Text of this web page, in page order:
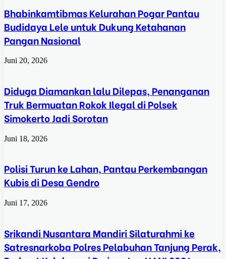
Bhabinkamtibmas Kelurahan Pogar Pantau
Budidaya Lele untuk Dukung Ketahanan
Pangan Nasional
Juni 20, 2026
Diduga Diamankan lalu Dilepas, Penanganan
Truk Bermuatan Rokok Ilegal di Polsek
Simokerto Jadi Sorotan
Juni 18, 2026
Polisi Turun ke Lahan, Pantau Perkembangan
Kubis di Desa Gendro
Juni 17, 2026
Srikandi Nusantara Mandiri Silaturahmi ke
Satresnarkoba Polres Pelabuhan Tanjung Perak,